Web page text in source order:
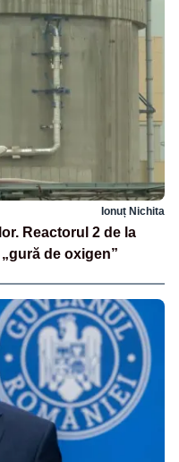
Ionuț Nichita
Reactorul 2 de la
de oxigen”